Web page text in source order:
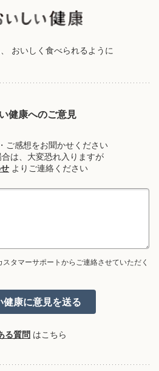
おいしく食べられるように
健康へのご意見
ご感想をお聞かせください
は、大変恐れ入りますが
よりご連絡ください
タマーサポートからご連絡させていただく
る質問 はこちら